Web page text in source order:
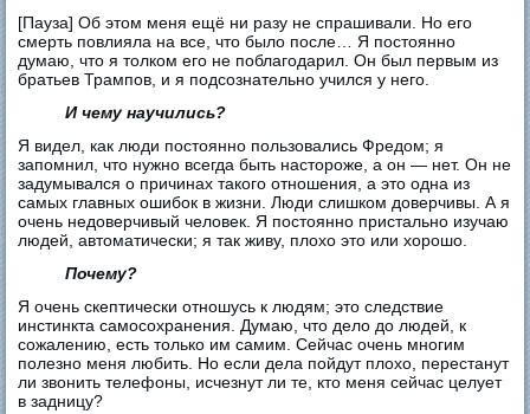
[Пауза] Об этом меня ещё ни разу не спрашивали. Но его
смерть повлияла на все, что было после… Я постоянно
думаю, что я толком его не поблагодарил. Он был первым из
братьев Трампов, и я подсознательно учился у него.
И чему научились?
Я видел, как люди постоянно пользовались Фредом; я
запомнил, что нужно всегда быть настороже, а он — нет. Он не
задумывался о причинах такого отношения, а это одна из
самых главных ошибок в жизни. Люди слишком доверчивы. А я
очень недоверчивый человек. Я постоянно пристально изучаю
людей, автоматически; я так живу, плохо это или хорошо.
Почему?
Я очень скептически отношусь к людям; это следствие
инстинкта самосохранения. Думаю, что дело до людей, к
сожалению, есть только им самим. Сейчас очень многим
полезно меня любить. Но если дела пойдут плохо, перестанут
ли звонить телефоны, исчезнут ли те, кто меня сейчас целует
в задницу?